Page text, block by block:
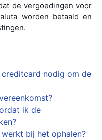
de vergoedingen voor
worden betaald en
nodig om de
ik de
bij het ophalen?